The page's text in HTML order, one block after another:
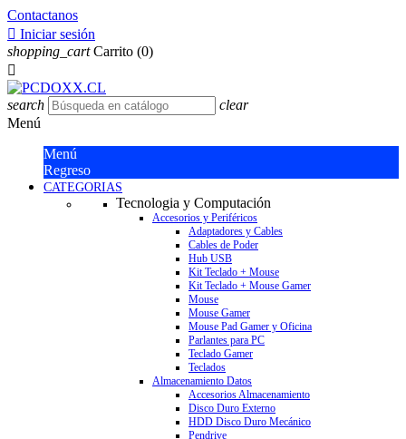
Contactanos
 Iniciar sesión
shopping_cart Carrito (0)

search
clear
Menú
Menú
Regreso
CATEGORIAS
Tecnologia y Computación
Accesorios y Periféricos
Adaptadores y Cables
Cables de Poder
Hub USB
Kit Teclado + Mouse
Kit Teclado + Mouse Gamer
Mouse
Mouse Gamer
Mouse Pad Gamer y Oficina
Parlantes para PC
Teclado Gamer
Teclados
Almacenamiento Datos
Accesorios Almacenamiento
Disco Duro Externo
HDD Disco Duro Mecánico
Pendrive